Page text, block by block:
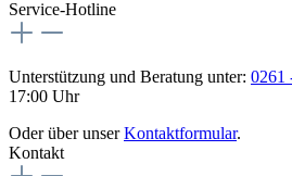
Service-Hotline
Unterstützung und Beratung unter: 0261
17:00 Uhr
Oder über unserKontaktformular.
Kontakt